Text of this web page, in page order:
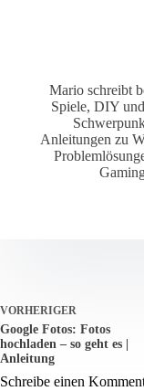
Mario schreibt
Spiele, DIY
Anleitungen zu
VORHERIGER
Google Fotos: Fotos
hochladen – so geht es |
Anleitung
Schreibe einen